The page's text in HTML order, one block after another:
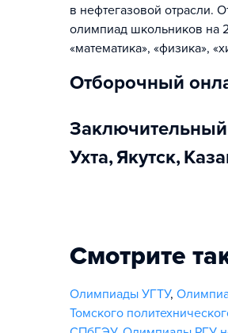
в нефтегазовой отрасли.
олимпиад школьников на
«математика», «физика»,
отборочный
Ухта, Якутск,
Смотрите
Олимпиады УГТУ,
Томского